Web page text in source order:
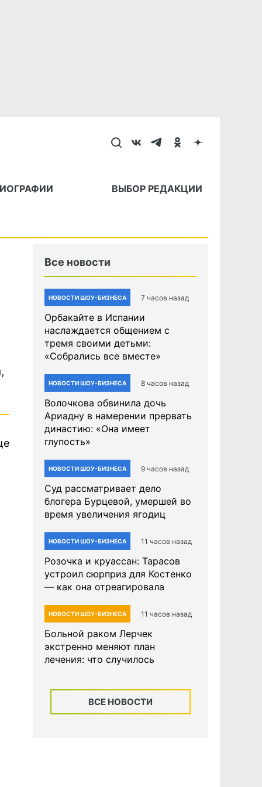
ВЫБОР РЕДАКЦИИ
Все новости
НОВОСТИ ШОУ-БИЗНЕСА 7 часов назад
Орбакайте в Испании
наслаждается общением с
тремя своими детьми:
«Собрались все вместе»
НОВОСТИ ШОУ-БИЗНЕСА 8 часов назад
Волочкова обвинила дочь
Ариадну в намерении прервать
династию: «Она имеет
глупость»
НОВОСТИ ШОУ-БИЗНЕСА 9 часов назад
Суд рассматривает дело
блогера Бурцевой, умершей во
время увеличения ягодиц
НОВОСТИ ШОУ-БИЗНЕСА 11 часов назад
Розочка и круассан: Тарасов
устроил сюрприз для Костенко
— как она отреагировала
НОВОСТИ ШОУ-БИЗНЕСА 11 часов назад
Больной раком Лерчек
экстренно меняют план
лечения: что случилось
ВСЕ НОВОСТИ